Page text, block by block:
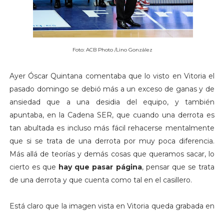
Foto: ACB Photo /Lino González
Ayer Óscar Quintana comentaba que lo visto en Vitoria el
pasado domingo se debió más a un exceso de ganas y de
ansiedad que a una desidia del equipo, y también
apuntaba, en la Cadena SER, que cuando una derrota es
tan abultada es incluso más fácil rehacerse mentalmente
que si se trata de una derrota por muy poca diferencia.
Más allá de teorías y demás cosas que queramos sacar, lo
cierto es que hay que pasar página, pensar que se trata
de una derrota y que cuenta como tal en el casillero.
Está claro que la imagen vista en Vitoria queda grabada en